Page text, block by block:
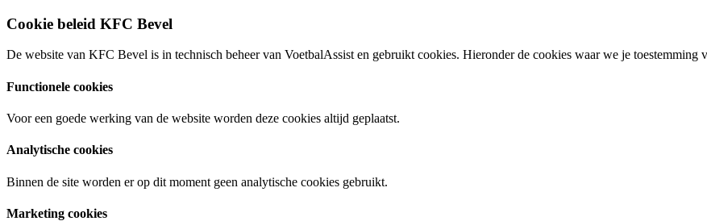
Cookie beleid KFC Bevel
De website van KFC Bevel is in technisch beheer van VoetbalAssist en gebruikt cookies. Hieronder de cookies waar we je toestemming
Functionele cookies
Voor een goede werking van de website worden deze cookies altijd geplaatst.
Analytische cookies
Binnen de site worden er op dit moment geen analytische cookies gebruikt.
Marketing cookies